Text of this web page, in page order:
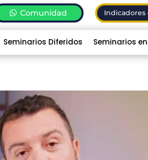
Comunidad Indicadores
Seminarios Diferidos Seminarios